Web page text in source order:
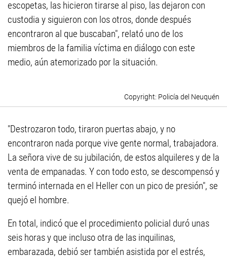
escopetas, las hicieron tirarse al piso, las dejaron con
custodia y siguieron con los otros, donde después
encontraron al que buscaban", relató uno de los
miembros de la familia víctima en diálogo con este
medio, aún atemorizado por la situación.
Policía del Neuquén
"Destrozaron todo, tiraron puertas abajo, y no
encontraron nada porque vive gente normal, trabajadora.
La señora vive de su jubilación, de estos alquileres y de la
venta de empanadas. Y con todo esto, se descompensó y
terminó internada en el Heller con un pico de presión", se
quejó el hombre.
En total, indicó que el procedimiento policial duró unas
seis horas y que incluso otra de las inquilinas,
embarazada, debió ser también asistida por el estrés,